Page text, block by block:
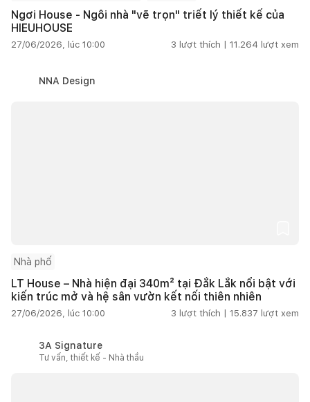
Ngơi House - Ngôi nhà "vẽ trọn" triết lý thiết kế của
HIEUHOUSE
27/06/2026, lúc 10:00 3 lượt thích | 11.264 lượt xem
NNA Design
Nhà phố
LT House – Nhà hiện đại 340m² tại Đắk Lắk nổi bật với
kiến trúc mở và hệ sân vườn kết nối thiên nhiên
27/06/2026, lúc 10:00 3 lượt thích | 15.837 lượt xem
3A Signature
Tư vấn, thiết kế - Nhà thầu